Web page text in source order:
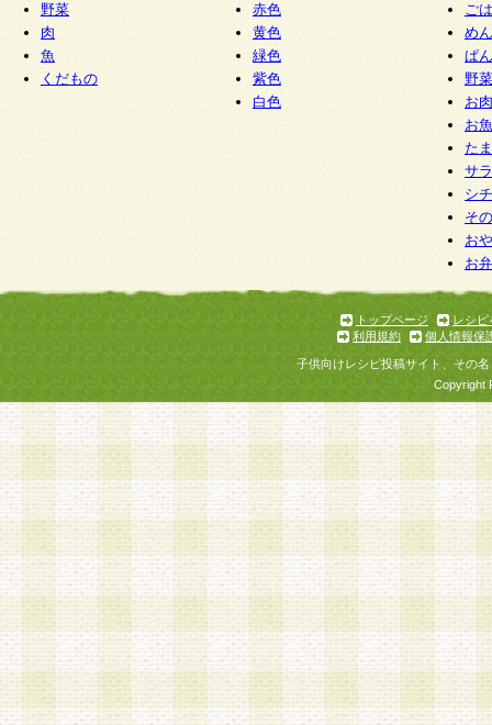
野菜
肉
魚
くだもの
赤色
黄色
緑色
紫色
白色
ご
めん
ぱん
野
お
お
た
サ
シ
そ
お
お
トップページ
レシピ
利用規約
個人情報保
子供向けレシピ投稿サイト、その
Copyright